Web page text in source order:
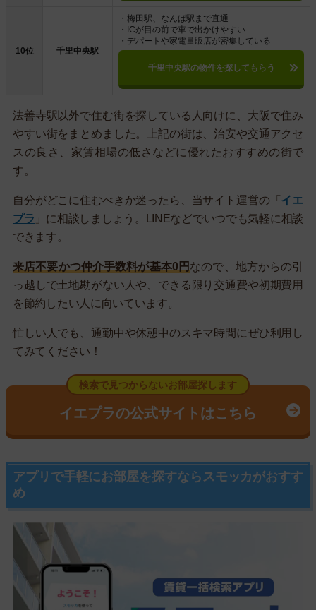
10位 千里中央駅
・梅田駅、なんば駅まで直通
・ICが目の前で車で出かけやすい
・デパートや家電量販店が密集している
千里中央駅の物件を探してもらう
法善寺駅以外で住む街を探している人向けに、大阪で住み
やすい街をまとめました。上記の街は、治安や交通アクセ
スの良さ、家賃相場の低さなどに優れたおすすめの街で
す。
自分がどこに住むべきか迷ったら、当サイト運営の「 イエ
プラ 」に相談しましょう。LINEなどでいつでも気軽に相談
できます。
来店不要かつ仲介手数料が基本0円 なので、地方からの引
っ越しで土地勘がない人や、できる限り交通費や初期費用
を節約したい人に向いています。
忙しい人でも、通勤中や休憩中のスキマ時間にぜひ利用し
てみてください！
検索で見つからないお部屋探します
イエプラの公式サイトはこちら
アプリで手軽にお部屋を探すならスモッカがおすす
め